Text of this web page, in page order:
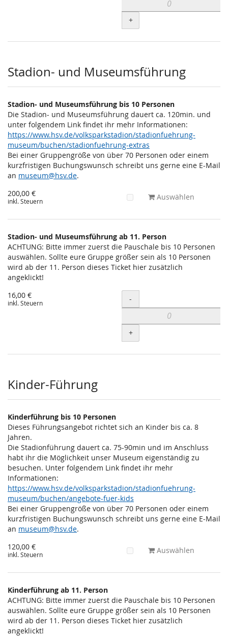
+
Stadion- und Museumsführung
Stadion- und Museumsführung bis 10 Personen
Die Stadion- und Museumsführung dauert ca. 120min. und
unter folgendem Link findet ihr mehr Informationen:
https://www.hsv.de/volksparkstadion/stadionfuehrung-
museum/buchen/stadionfuehrung-extras
Bei einer Gruppengröße von über 70 Personen oder einem
kurzfristigen Buchungswunsch schreibt uns gerne eine E-Mail
an museum@hsv.de.
200,00 €
inkl. Steuern Auswählen
Stadion- und Museumsführung ab 11. Person
ACHTUNG: Bitte immer zuerst die Pauschale bis 10 Personen
auswählen. Sollte eure Gruppe größer sein als 10 Personen
wird ab der 11. Person dieses Ticket hier zusätzlich
angeklickt!
16,00 €
inkl. Steuern Menge
-
+
Kinder-Führung
Kinderführung bis 10 Personen
Dieses Führungsangebot richtet sich an Kinder bis ca. 8
Jahren.
Die Stadionführung dauert ca. 75-90min und im Anschluss
habt ihr die Möglichkeit unser Museum eigenständig zu
besuchen. Unter folgendem Link findet ihr mehr
Informationen:
https://www.hsv.de/volksparkstadion/stadionfuehrung-
museum/buchen/angebote-fuer-kids
Bei einer Gruppengröße von über 70 Personen oder einem
kurzfristigen Buchungswunsch schreibt uns gerne eine E-Mail
an museum@hsv.de.
120,00 €
inkl. Steuern Auswählen
Kinderführung ab 11. Person
ACHTUNG: Bitte immer zuerst die Pauschale bis 10 Personen
auswählen. Sollte eure Gruppe größer sein als 10 Personen
wird ab der 11. Person dieses Ticket hier zusätzlich
angeklickt!